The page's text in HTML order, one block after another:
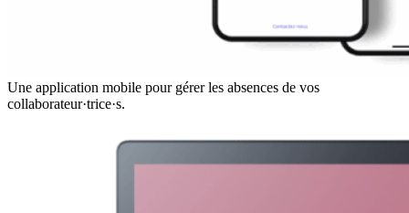
Une application mobile pour gérer les absences de vos
collaborateur·trice·s.